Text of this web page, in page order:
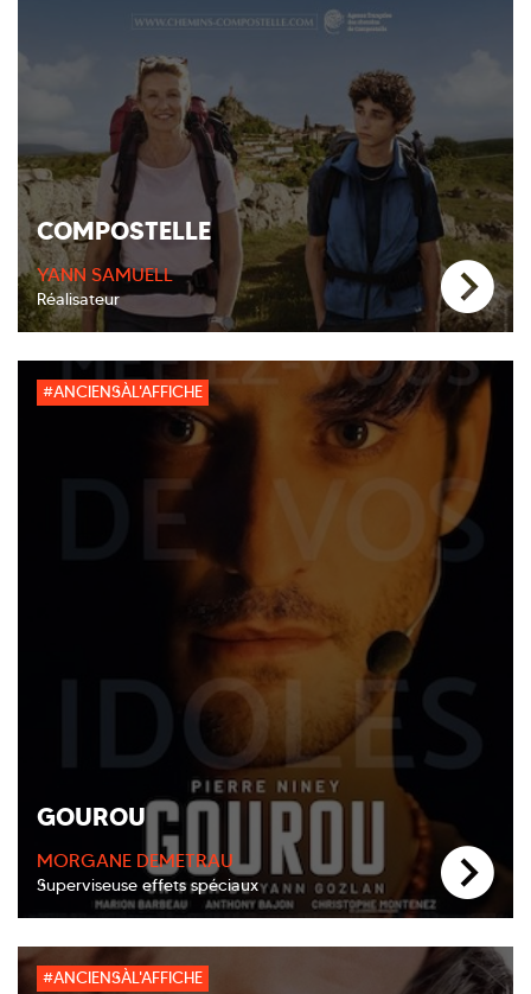
COMPOSTELLE
YANN SAMUELL
Réalisateur
#ANCIENSÀL'AFFICHE
GOUROU
MORGANE DEMETRAU
Superviseuse effets spéciaux
#ANCIENSÀL'AFFICHE